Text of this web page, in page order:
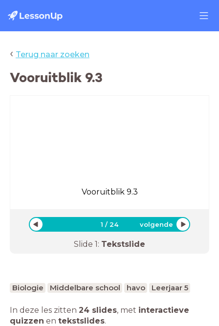
‹ Terug naar zoeken
Vooruitblik 9.3
Vooruitblik 9.3
1 /24 volgende
Slide 1: Tekstslide
Biologie Middelbare school havo Leerjaar 5
In deze les zitten 24 slides, met interactieve
quizzen en tekstslides.